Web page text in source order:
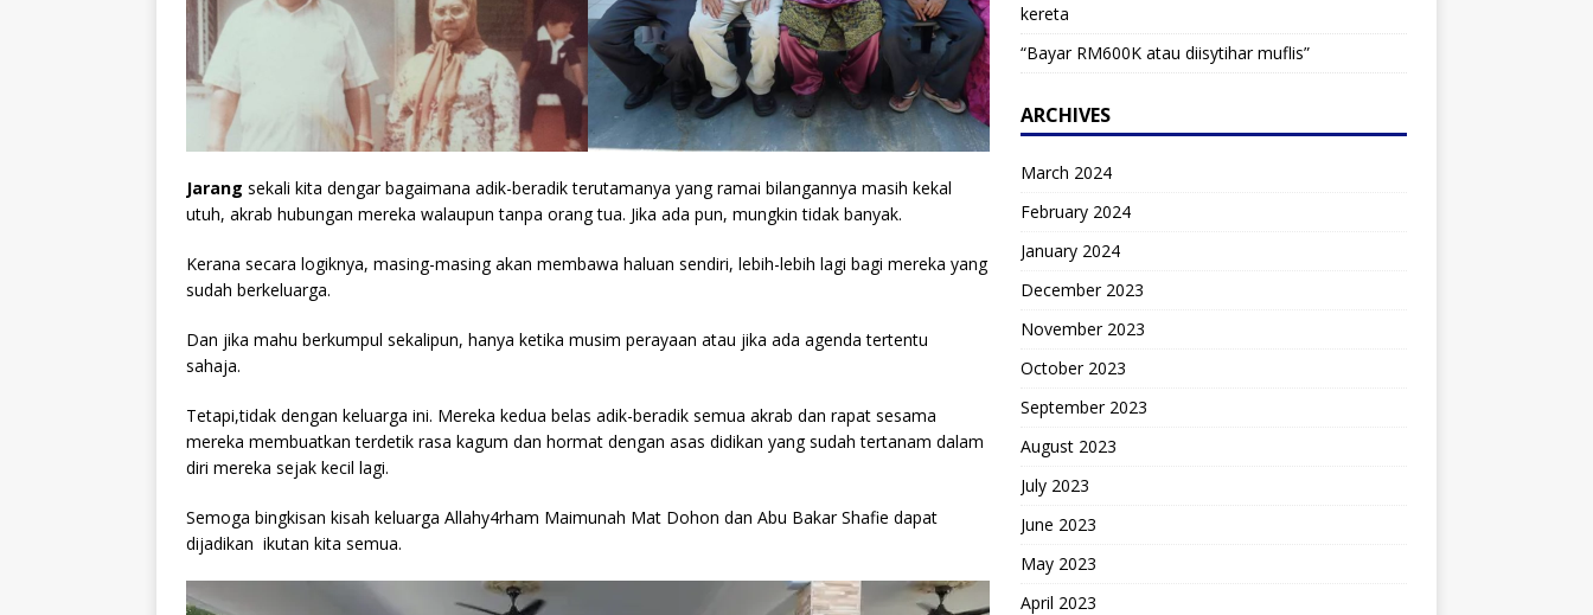
Jarang sekali kita dengar bagaimana adik-beradik terutamanya yang ramai bilangannya masih kekal
utuh, akrab hubungan mereka walaupun tanpa orang tua. Jika ada pun, mungkin tidak banyak.
Kerana secara logiknya, masing-masing akan membawa haluan sendiri, lebih-lebih lagi bagi mereka yang
sudah berkeluarga.
Dan jika mahu berkumpul sekalipun, hanya ketika musim perayaan atau jika ada agenda tertentu
sahaja.
Tetapi,tidak dengan keluarga ini. Mereka kedua belas adik-beradik semua akrab dan rapat sesama
mereka membuatkan terdetik rasa kagum dan hormat dengan asas didikan yang sudah tertanam dalam
diri mereka sejak kecil lagi.
Semoga bingkisan kisah keluarga Allahy4rham Maimunah Mat Dohon dan Abu Bakar Shafie dapat
dijadikan ikutan kita semua.
kereta
“Bayar RM600K atau diisytihar muflis”
ARCHIVES
March 2024
February 2024
January 2024
December 2023
November 2023
October 2023
September 2023
August 2023
July 2023
June 2023
May 2023
April 2023